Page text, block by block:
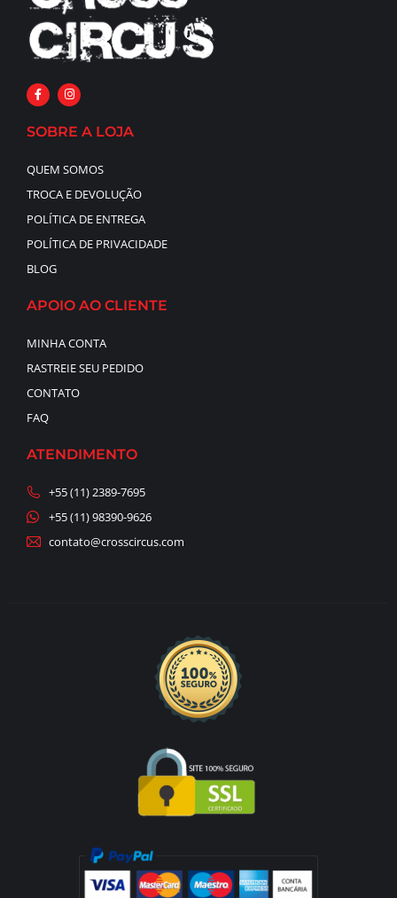
SOBRE A LOJA
QUEM SOMOS
TROCA E DEVOLUÇÃO
POLÍTICA DE ENTREGA
POLÍTICA DE PRIVACIDADE
BLOG
APOIO AO CLIENTE
MINHA CONTA
RASTREIE SEU PEDIDO
CONTATO
FAQ
ATENDIMENTO
+55 (11) 2389-7695
+55 (11) 98390-9626
contato@crosscircus.com